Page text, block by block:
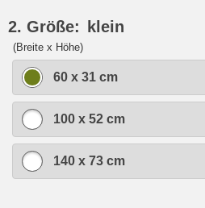
2. Größe: klein
(Breite x Höhe)
60 x 31 cm
100 x 52 cm
140 x 73 cm